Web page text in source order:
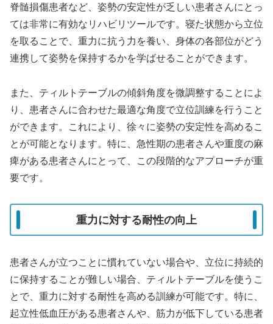
脊髄損傷患者など、姿勢の安定性が乏しい患者さんにとっ
ては非常に有効なリハビリツールです。寝た状態から立位
を取ることで、重力に抗う力を養い、身体の各部位がどう
連携して姿勢を保持するかを学ばせることができます。
また、ティルトテーブルの傾斜角度を微調整することによ
り、患者さんに合わせた最適な角度で立位訓練を行うこと
ができます。これにより、徐々に姿勢の安定性を高めるこ
とが可能となります。特に、急性期の患者さんや重度の麻
痺がある患者さんにとって、この段階的なアプローチが重
要です。
重力に対する耐性の向上
患者さんが立つことに慣れていない場合や、立位に持続的
に保持することが難しい場合、ティルトテーブルを使うこ
とで、重力に対する耐性を高める訓練が可能です。特に、
起立性低血圧がある患者さんや、筋力が低下している患者